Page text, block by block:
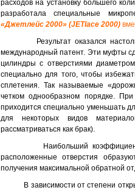
расходов на установку большего
разработала специальные
«Джетлейс 2000» (JETlace 2000)
Результат оказался
международный патент. Эти муфты
цилиндры с отверстиями
специально для того, чтобы
сплетения. Так называемые
четком однообразном порядке.
приходится специально уменьшать
для некоторых видов
рассматриваться как брак).
Наибольший
расположенные отверстия
получения максимальной обратной
В зависимости от степени